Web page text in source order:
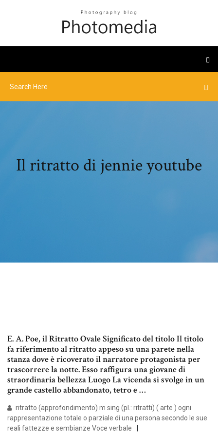
Il ritratto di jennie youtube
E. A. Poe, il Ritratto Ovale Significato del titolo Il titolo
fa riferimento al ritratto appeso su una parete nella
stanza dove è ricoverato il narratore protagonista per
trascorrere la notte. Esso raffigura una giovane di
straordinaria bellezza Luogo La vicenda si svolge in un
grande castello abbandonato, tetro e …
ritratto (approfondimento) m sing (pl.: ritratti) ( arte ) ogni
rappresentazione totale o parziale di una persona secondo le sue
reali fattezze e sembianze Voce verbale